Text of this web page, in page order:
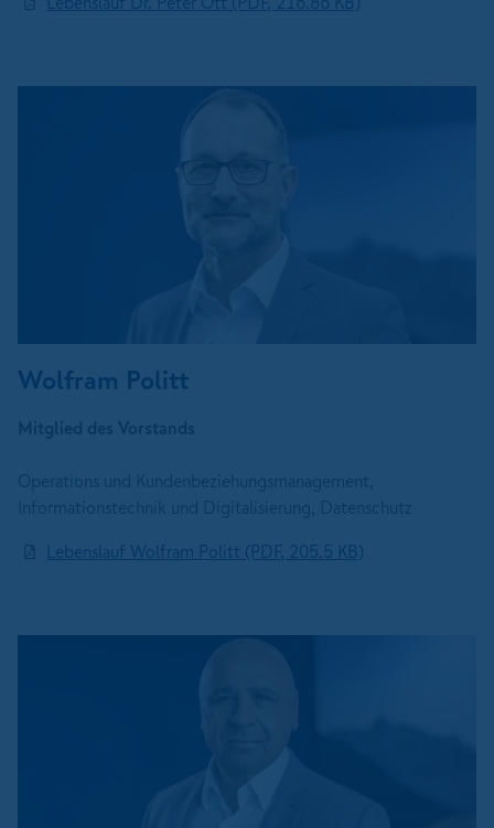
Wolfram Politt
Lebenslauf Wolfram Politt (PDF, 205.5 KB)